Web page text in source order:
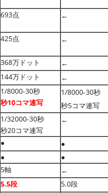
693点 ←
425点 ←
368万ドット ←
144万ドット ←
1/8000-30秒
秒10コマ連写
1/8000-30秒
秒5コマ連写
1/32000-30秒
秒20コマ連写
←
● ●
● ●
5軸 ←
5.5段 5.0段